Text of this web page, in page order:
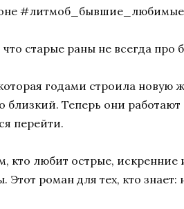
старые раны не всегда
годами строила новую
близкий. Теперь они
перейти.
кто любит острые,
роман для тех, кто